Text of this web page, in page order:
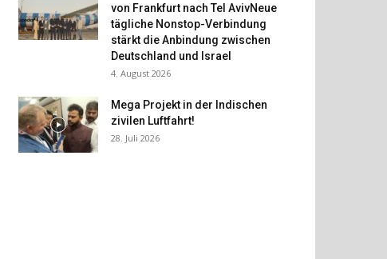
von Frankfurt nach Tel AvivNeue
tägliche Nonstop-Verbindung
stärkt die Anbindung zwischen
Deutschland und Israel
4. August 2026
Mega Projekt in der Indischen
zivilen Luftfahrt!
28. Juli 2026